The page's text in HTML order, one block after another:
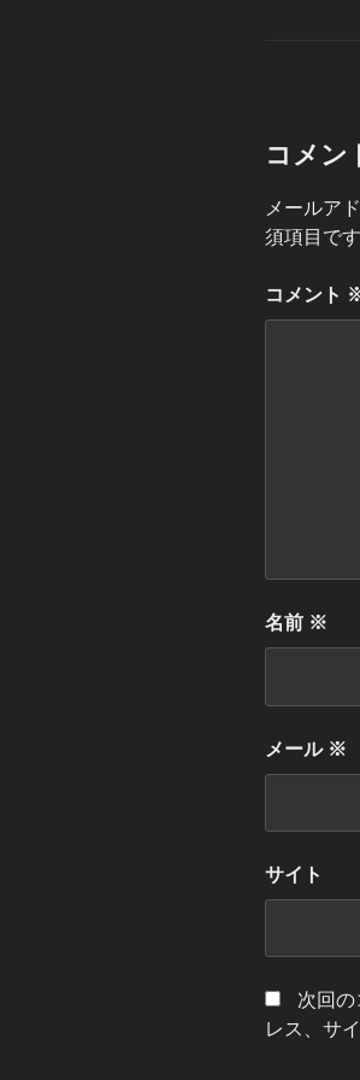
コメン
メールア
須項目です
コメント
名前 ※
メール ※
サイト
次回
レス、サ